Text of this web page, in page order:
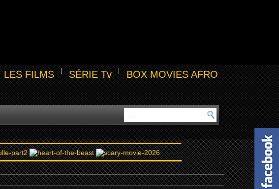
LES FILMS SÉRIE Tv BOX MOVIES AFRO